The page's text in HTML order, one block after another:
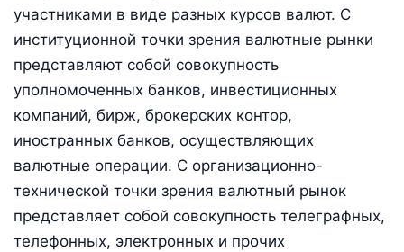
участниками в виде разных курсов валют. С
институционной точки зрения валютные рынки
представляют собой совокупность
уполномоченных банков, инвестиционных
компаний, бирж, брокерских контор,
иностранных банков, осуществляющих
валютные операции. С организационно-
технической точки зрения валютный рынок
представляет собой совокупность телеграфных,
телефонных, электронных и прочих